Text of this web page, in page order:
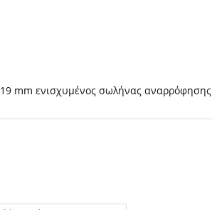
19 mm ενισχυμένος σωλήνας αναρρόφησης